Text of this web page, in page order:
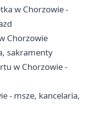
w Chorzowie -
Chorzowie
sakramenty
w Chorzowie -
- msze, kancelaria,